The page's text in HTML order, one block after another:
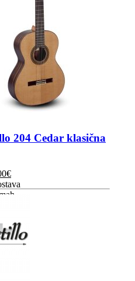
204 Cedar klasična
€Trenutna
cijena
je: